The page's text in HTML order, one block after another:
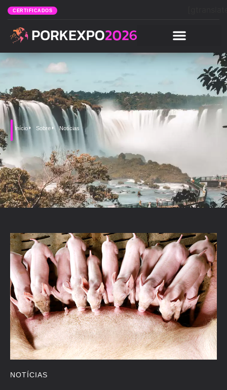
CERTIFICADOS
Início Sobre Notícias
NOTÍCIAS